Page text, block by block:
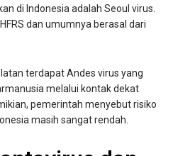
di Indonesia adalah Seoul virus.
dan umumnya berasal dari
terdapat Andes virus yang
melalui kontak dekat
pemerintah menyebut risiko
masih sangat rendah.